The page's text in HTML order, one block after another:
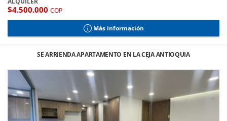
$4.500.000 COP
Más información
SE ARRIENDA APARTAMENTO EN LA CEJA ANTIOQUIA